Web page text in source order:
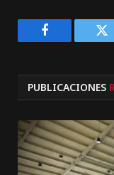
Facebook
PUBLICACIONES